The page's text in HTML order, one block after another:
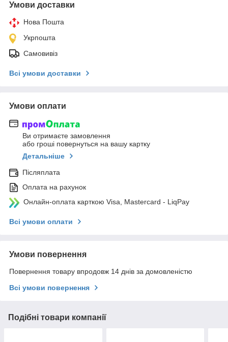
Умови доставки
Нова Пошта
Укрпошта
Самовивіз
Всі умови доставки
Умови оплати
Ви отримаєте замовлення
або гроші повернуться на вашу картку
Детальніше
Післяплата
Оплата на рахунок
Онлайн-оплата карткою Visa, Mastercard - LiqPay
Всі умови оплати
Умови повернення
Повернення товару впродовж 14 днів за домовленістю
Всі умови повернення
Подібні товари компанії